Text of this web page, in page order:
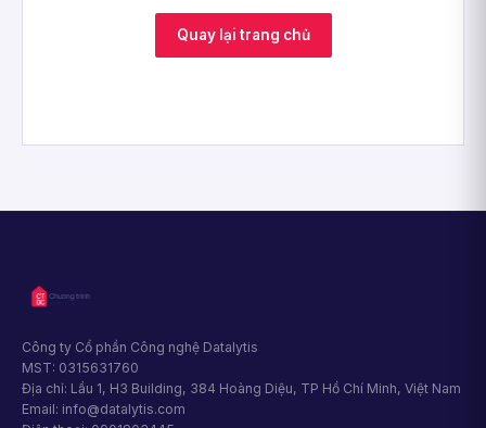
Quay lại trang chủ
Công ty Cổ phần Công nghệ Datalytis
MST: 0315631760
Địa chỉ: Lầu 1, H3 Building, 384 Hoàng Diệu, TP Hồ Chí Minh, Việt Nam
Email: info@datalytis.com